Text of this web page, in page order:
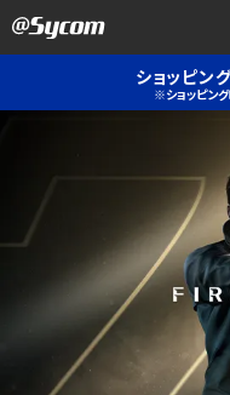
ショッピン
※ショッピン